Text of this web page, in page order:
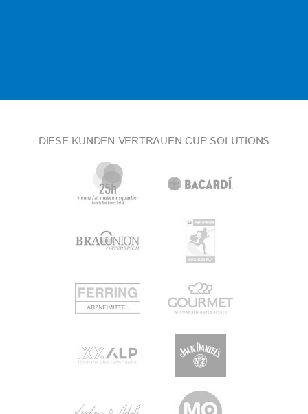
DIESE KUNDEN VERTRAUEN CUP SOLUTIONS